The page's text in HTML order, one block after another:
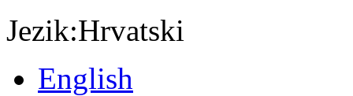
Jezik:Hrvatski
English